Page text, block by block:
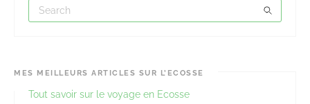
MES MEILLEURS ARTICLES SUR L’ECOSSE
Tout savoir sur le voyage en Ecosse